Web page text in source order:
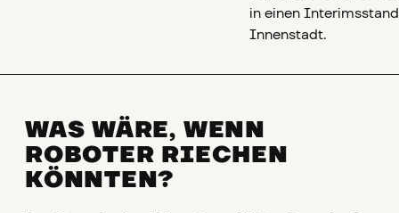
in einen
Innenstadt.
WAS WÄRE, WENN
ROBOTER RIECHEN
KÖNNTEN?